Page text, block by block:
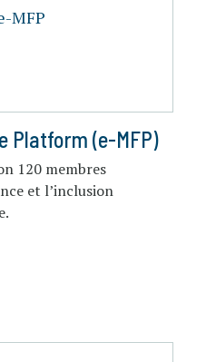
Platform (e-MFP)
120 membres
et l’inclusion